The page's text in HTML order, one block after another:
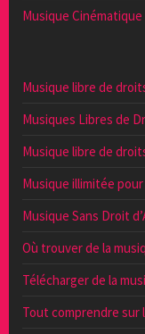
Musique
Musique libre de
Musiques Libres de
Musique libre de
Musique illimitée
Musique Sans Droit
Où trouver de la
Télécharger de la
Tout comprendre sur